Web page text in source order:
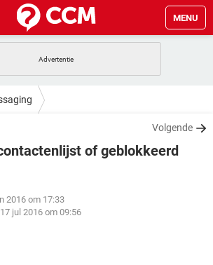
MENU
SNAPCHAT
GAMES
WINDOWS 10
Volgende
of geblokkeerd
2016 om 17:33
17 jul 2016 om 09:56